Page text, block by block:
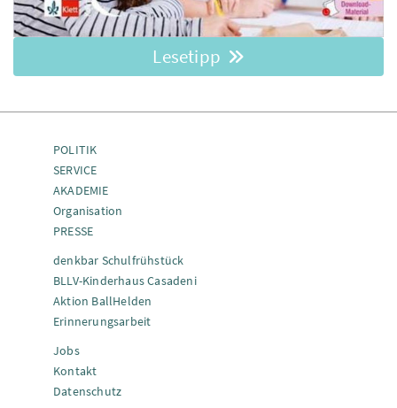
Lesetipp
POLITIK
SERVICE
AKADEMIE
Organisation
PRESSE
denkbar Schulfrühstück
BLLV-Kinderhaus Casadeni
Aktion BallHelden
Erinnerungsarbeit
Jobs
Kontakt
Datenschutz